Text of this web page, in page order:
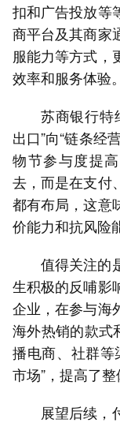
扣和广告投放等
商平台及其商家
服能力等方式，
效率和服务体验。
苏商银行特
出口”向“链条经
物节参与度提
去，而是在支付
都有布局，这意
价能力和抗风险
值得关注的
生积极的反哺影
企业，在参与海
海外热销的款式
播电商、社群等
市场”，提高了整
展望后续，